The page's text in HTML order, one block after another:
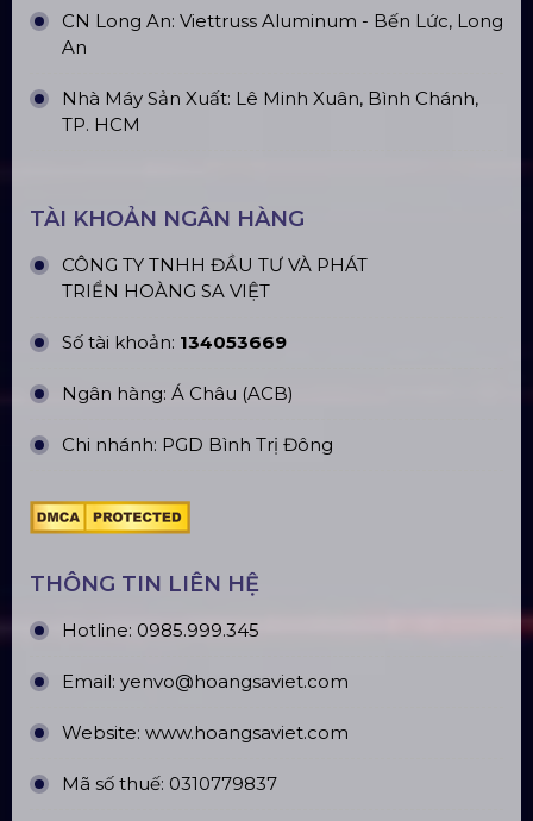
CN Long An: Viettruss Aluminum - Bến Lức, Long
An
Nhà Máy Sản Xuất: Lê Minh Xuân, Bình Chánh,
TP. HCM
TÀI KHOẢN NGÂN HÀNG
CÔNG TY TNHH ĐẦU TƯ VÀ PHÁT
TRIỂN HOÀNG SA VIỆT
Số tài khoản: 134053669
Ngân hàng: Á Châu (ACB)
Chi nhánh: PGD Bình Trị Đông
THÔNG TIN LIÊN HỆ
Hotline: 0985.999.345
Email: yenvo@hoangsaviet.com
Website: www.hoangsaviet.com
Mã số thuế: 0310779837